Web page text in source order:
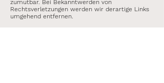
zumutbar. Bei Bekanntwerden von
Rechtsverletzungen werden wir derartige Links
umgehend entfernen.